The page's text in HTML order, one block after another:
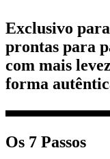
Exclusivo
prontas para
com mais
forma
Os 7 Passos